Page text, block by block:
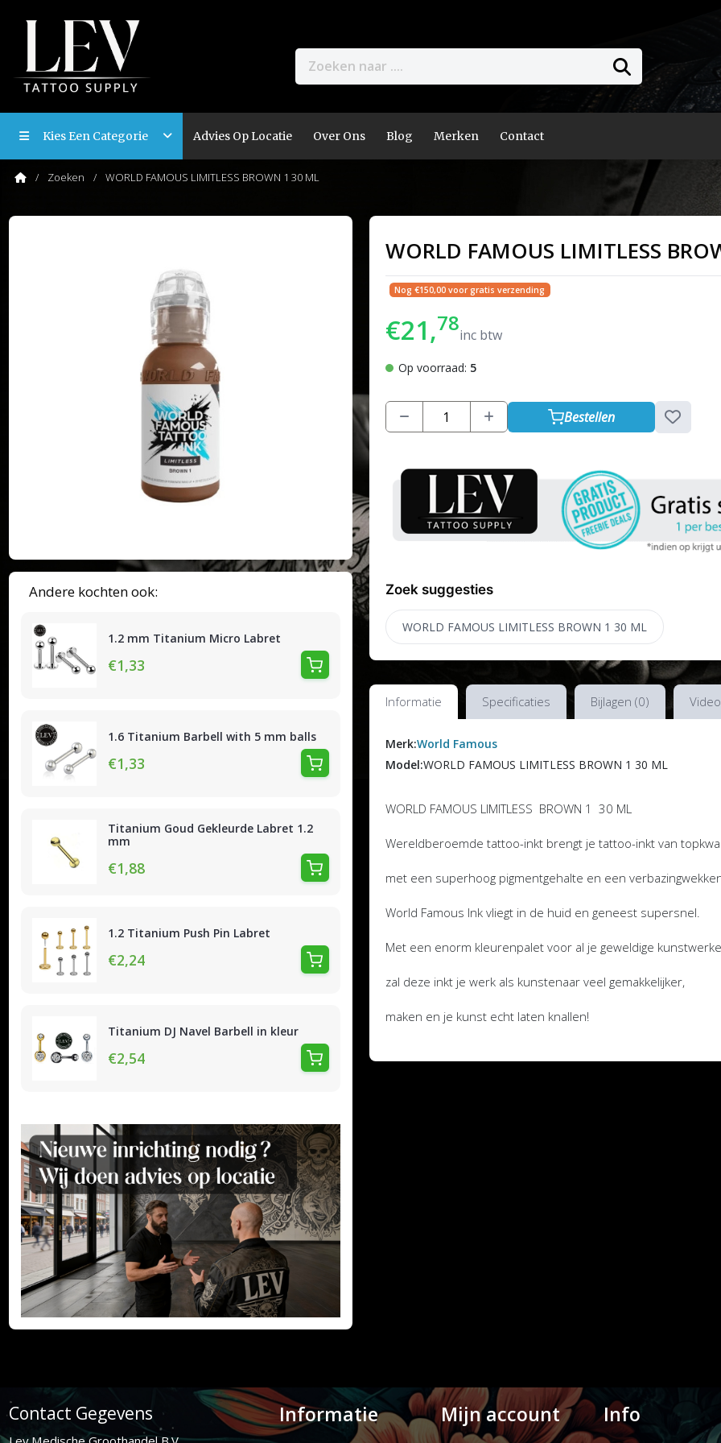
Kies Een Categorie Advies Op Locatie Over Ons Blog Merken Contact
Zoeken WORLD FAMOUS LIMITLESS BROWN 1 30 ML
Andere kochten ook:
1.2 mm Titanium Micro Labret
€1,33
1.6 Titanium Barbell with 5 mm balls
€1,33
Titanium Goud Gekleurde Labret 1.2
mm
€1,88
1.2 Titanium Push Pin Labret
€2,24
Titanium DJ Navel Barbell in kleur
€2,54
WORLD FAMOUS LIMITLESS
Nog €150,00 voor gratis verzending
€21,78inc btw
Op voorraad: 5
Bestellen
Zoek suggesties
WORLD FAMOUS LIMITLESS BROWN 1 30 ML
Informatie Specificaties Bijlagen (0)
Merk:World Famous
Model:WORLD FAMOUS LIMITLESS BROWN 1 30 ML
WORLD FAMOUS LIMITLESS BROWN 1 30 ML
Wereldberoemde tattoo-inkt brengt je tattoo-inkt van
met een superhoog pigmentgehalte en een
World Famous Ink vliegt in de huid en geneest supersnel.
Met een enorm kleurenpalet voor al je geweldige
zal deze inkt je werk als kunstenaar veel gemakkelijker,
maken en je kunst echt laten knallen!
Contact Gegevens Informatie Mijn account Info